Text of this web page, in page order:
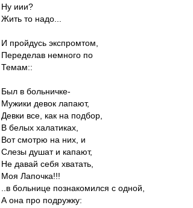
Ну иии?
Жить то надо...
И пройдусь экспромтом,
Переделав немного по
Темам::
Был в больничке-
Мужики девок лапают,
Девки все, как на подбор,
В белых халатиках,
Вот смотрю на них, и
Слезы душат и капают,
Не давай себя хватать,
Моя Лапочка!!!
..в больнице познакомился с одной,
А она про подружку: